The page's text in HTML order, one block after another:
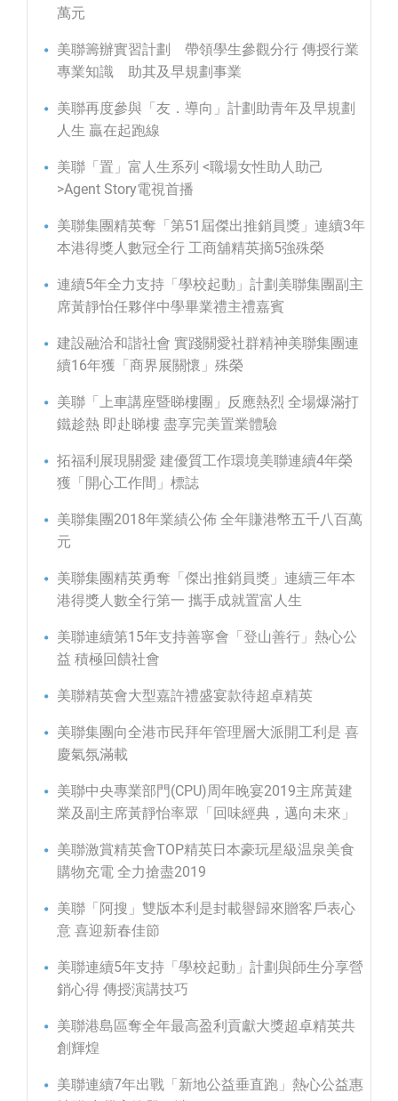
萬元
美聯籌辦實習計劃 帶領學生參觀分行 傳授行業
專業知識 助其及早規劃事業
美聯再度參與「友．導向」計劃助青年及早規劃
人生 贏在起跑線
美聯「置」富人生系列 <職場女性助人助己
>Agent Story電視首播
美聯集團精英奪「第51屆傑出推銷員獎」連續3年
本港得獎人數冠全行 工商舖精英摘5強殊榮
連續5年全力支持「學校起動」計劃美聯集團副主
席黃靜怡任夥伴中學畢業禮主禮嘉賓
建設融洽和諧社會 實踐關愛社群精神美聯集團連
續16年獲「商界展關懷」殊榮
美聯「上車講座暨睇樓團」反應熱烈 全場爆滿打
鐵趁熱 即赴睇樓 盡享完美置業體驗
拓福利展現關愛 建優質工作環境美聯連續4年榮
獲「開心工作間」標誌
美聯集團2018年業績公佈 全年賺港幣五千八百萬
元
美聯集團精英勇奪「傑出推銷員獎」連續三年本
港得獎人數全行第一 攜手成就置富人生
美聯連續第15年支持善寧會「登山善行」熱心公
益 積極回饋社會
美聯精英會大型嘉許禮盛宴款待超卓精英
美聯集團向全港市民拜年管理層大派開工利是 喜
慶氣氛滿載
美聯中央專業部門(CPU)周年晚宴2019主席黃建
業及副主席黃靜怡率眾「回味經典，邁向未來」
美聯激賞精英會TOP精英日本豪玩星級温泉美食
購物充電 全力搶盡2019
美聯「阿搜」雙版本利是封載譽歸來贈客戶表心
意 喜迎新春佳節
美聯連續5年支持「學校起動」計劃與師生分享營
銷心得 傳授演講技巧
美聯港島區奪全年最高盈利貢獻大獎超卓精英共
創輝煌
美聯連續7年出戰「新地公益垂直跑」熱心公益惠